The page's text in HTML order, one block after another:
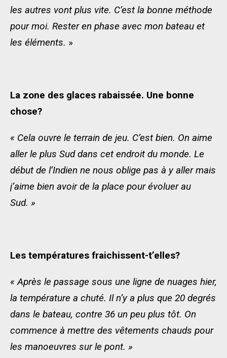
les autres vont plus vite. C’est la bonne méthode
pour moi. Rester en phase avec mon bateau et
les éléments. »
La zone des glaces rabaissée. Une bonne
chose?
« Cela ouvre le terrain de jeu. C’est bien. On aime
aller le plus Sud dans cet endroit du monde. Le
début de l’Indien ne nous oblige pas à y aller mais
j’aime bien avoir de la place pour évoluer au
Sud. »
Les températures fraichissent-t’elles?
« Après le passage sous une ligne de nuages hier,
la température a chuté. Il n’y a plus que 20 degrés
dans le bateau, contre 36 un peu plus tôt. On
commence à mettre des vêtements chauds pour
les manoeuvres sur le pont. »